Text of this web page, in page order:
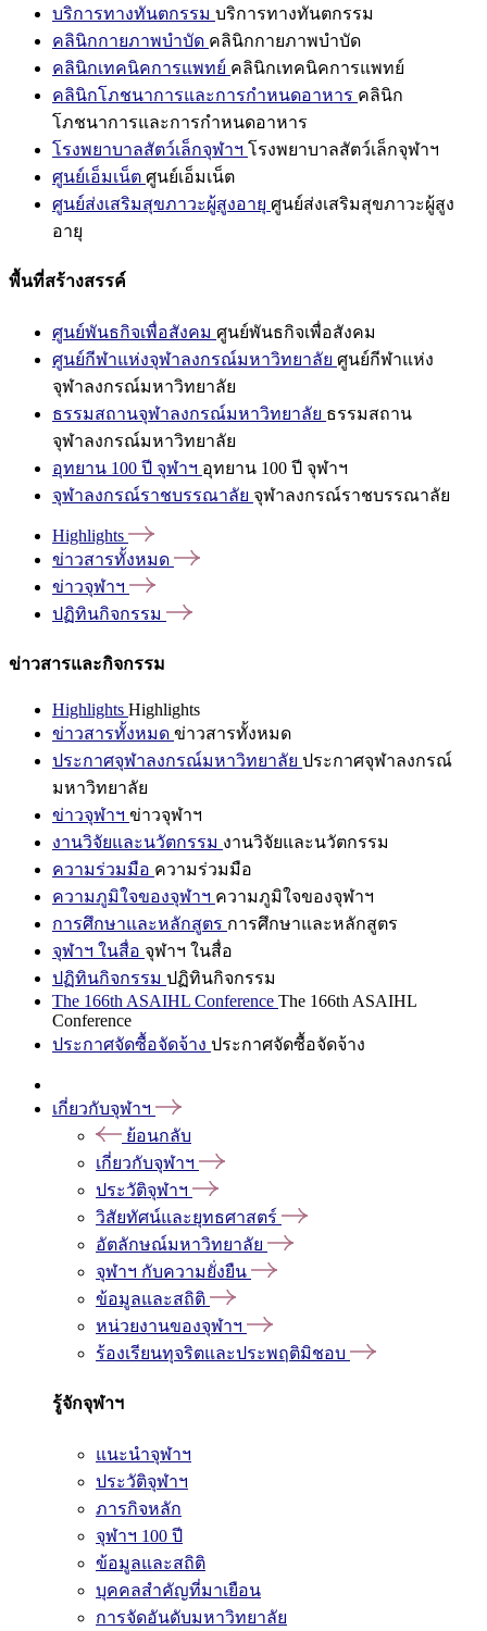
บริการทางทันตกรรม บริการทางทันตกรรม
คลินิกกายภาพบำบัด คลินิกกายภาพบำบัด
คลินิกเทคนิคการแพทย์ คลินิกเทคนิคการแพทย์
คลินิกโภชนาการและการกำหนดอาหาร คลินิก
โภชนาการและการกำหนดอาหาร
โรงพยาบาลสัตว์เล็กจุฬาฯ โรงพยาบาลสัตว์เล็กจุฬาฯ
ศูนย์เอ็มเน็ต ศูนย์เอ็มเน็ต
ศูนย์ส่งเสริมสุขภาวะผู้สูงอายุ ศูนย์ส่งเสริมสุขภาวะผู้สูง
อายุ
พื้นที่สร้างสรรค์
ศูนย์พันธกิจเพื่อสังคม ศูนย์พันธกิจเพื่อสังคม
ศูนย์กีฬาแห่งจุฬาลงกรณ์มหาวิทยาลัย ศูนย์กีฬาแห่ง
จุฬาลงกรณ์มหาวิทยาลัย
ธรรมสถานจุฬาลงกรณ์มหาวิทยาลัย ธรรมสถาน
จุฬาลงกรณ์มหาวิทยาลัย
อุทยาน 100 ปี จุฬาฯ อุทยาน 100 ปี จุฬาฯ
จุฬาลงกรณ์ราชบรรณาลัย จุฬาลงกรณ์ราชบรรณาลัย
Highlights
ข่าวสารทั้งหมด
ข่าวจุฬาฯ
ปฏิทินกิจกรรม
ข่าวสารและกิจกรรม
Highlights Highlights
ข่าวสารทั้งหมด ข่าวสารทั้งหมด
ประกาศจุฬาลงกรณ์มหาวิทยาลัย ประกาศจุฬาลงกรณ์
มหาวิทยาลัย
ข่าวจุฬาฯ ข่าวจุฬาฯ
งานวิจัยและนวัตกรรม งานวิจัยและนวัตกรรม
ความร่วมมือ ความร่วมมือ
ความภูมิใจของจุฬาฯ ความภูมิใจของจุฬาฯ
การศึกษาและหลักสูตร การศึกษาและหลักสูตร
จุฬาฯ ในสื่อ จุฬาฯ ในสื่อ
ปฏิทินกิจกรรม ปฏิทินกิจกรรม
The 166th ASAIHL Conference The 166th ASAIHL
Conference
ประกาศจัดซื้อจัดจ้าง ประกาศจัดซื้อจัดจ้าง
เกี่ยวกับจุฬาฯ
ย้อนกลับ
เกี่ยวกับจุฬาฯ
ประวัติจุฬาฯ
วิสัยทัศน์และยุทธศาสตร์
อัตลักษณ์มหาวิทยาลัย
จุฬาฯ กับความยั่งยืน
ข้อมูลและสถิติ
หน่วยงานของจุฬาฯ
ร้องเรียนทุจริตและประพฤติมิชอบ
รู้จักจุฬาฯ
แนะนำจุฬาฯ
ประวัติจุฬาฯ
ภารกิจหลัก
จุฬาฯ 100 ปี
ข้อมูลและสถิติ
บุคคลสำคัญที่มาเยือน
การจัดอันดับมหาวิทยาลัย